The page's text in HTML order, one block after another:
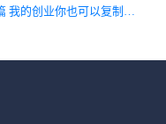
下一篇 我的创业你也可以复制：起名字与注册商标